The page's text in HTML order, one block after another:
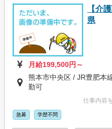
【介
県
月給199,500円～
熊本市中央区 / JR豊肥本
勤可
仕事内容
急募 学歴不問